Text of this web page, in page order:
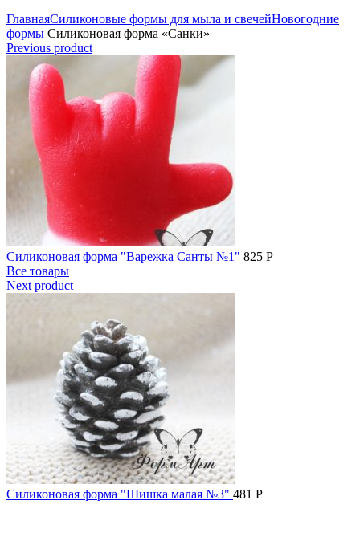
ГлавнаяСиликоновые формы для мыла и свечейНовогодние
формы Силиконовая форма «Санки»
Previous product
Силиконовая форма "Варежка Санты №1" 825 Р
Все товары
Next product
Силиконовая форма "Шишка малая №3" 481 Р